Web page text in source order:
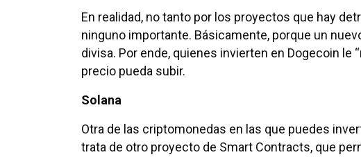
En realidad, no tanto por los proyectos que hay
ninguno importante. Básicamente, porque un
divisa. Por ende, quienes invierten en Dogecoin le
precio pueda subir.
Solana
Otra de las criptomonedas en las que puedes
trata de otro proyecto de Smart Contracts, que